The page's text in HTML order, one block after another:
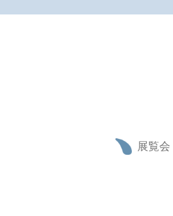
展覧会